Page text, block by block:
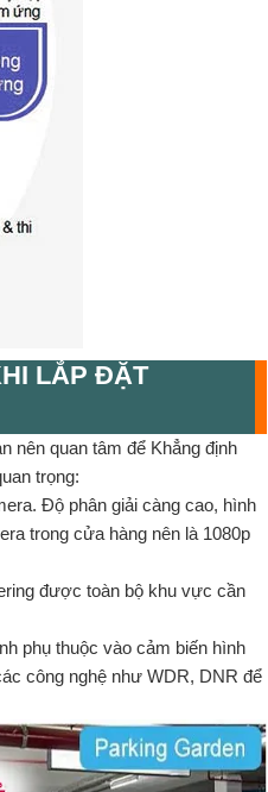
LẮP ĐẶT
nên quan tâm để Khẳng định
trọng:
Độ phân giải càng cao, hình
trong cửa hàng nên là 1080p
được toàn bộ khu vực cần
phụ thuộc vào cảm biến hình
công nghệ như WDR, DNR để